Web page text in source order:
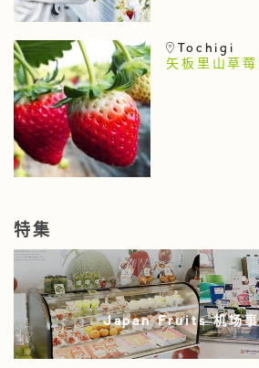
Tochigi
矢板里山草莓
特集
Japan Fruits 机场事